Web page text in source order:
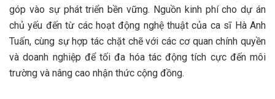
góp vào sự phát triển bền vững. Nguồn kinh phí cho dự án
chủ yếu đến từ các hoạt động nghệ thuật của ca sĩ Hà Anh
Tuấn, cùng sự hợp tác chặt chẽ với các cơ quan chính quyền
và doanh nghiệp để tối đa hóa tác động tích cực đến môi
trường và nâng cao nhận thức cộng đồng.